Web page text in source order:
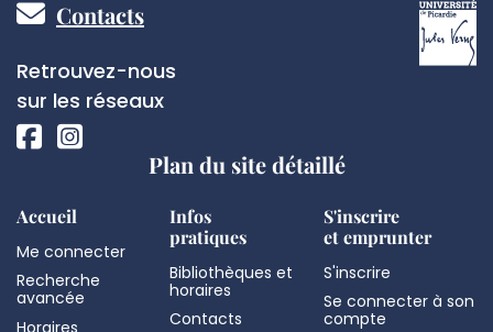
Pied
de
page
Contacts
Réseaux
sociaux
Retrouvez-nous
sur les réseaux
Plan du site détaillé
Accueil
Me connecter
Recherche
avancée
Horaires
Infos
pratiques
Bibliothèques et
horaires
Contacts
S'inscrire
et emprunter
S'inscrire
Se connecter à son
compte